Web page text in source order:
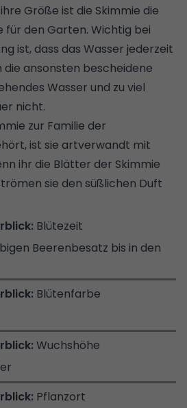
Größe ist die Skimmie die
für den Garten. Wichtig bei
ist, dass das Wasser jederzeit
die ansonsten bescheidene
Wasser und zu viel
nicht.
zur Familie der
ist sie artverwandt mit
ihr die Blätter der Skimmie
sie den süßlichen Duft
Blütezeit
Beerenbesatz bis in den
Blütenfarbe
Wuchshöhe
Pflanzort